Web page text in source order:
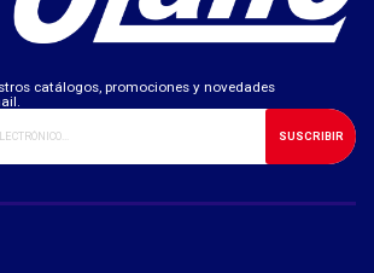
catálogos, promociones y novedades
SUSCRIBIR